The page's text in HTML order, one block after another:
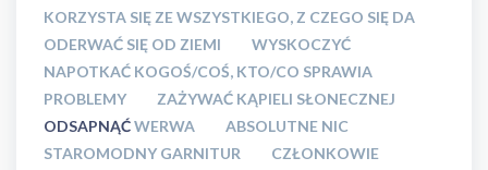
KORZYSTA SIĘ ZE WSZYSTKIEGO, Z CZEGO SIĘ DA
ODERWAĆ SIĘ OD ZIEMI
WYSKOCZYĆ
NAPOTKAĆ KOGOŚ/COŚ, KTO/CO SPRAWIA
PROBLEMY
ZAŻYWAĆ KĄPIELI SŁONECZNEJ
ODSAPNĄĆWERWA
ABSOLUTNE NIC
STAROMODNY GARNITUR
CZŁONKOWIE